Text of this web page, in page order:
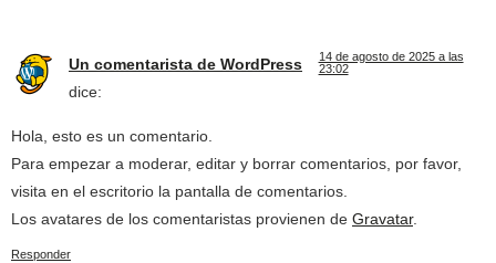
Un comentarista de WordPress
dice:
14 de agosto de 2025 a las
23:02
Hola, esto es un comentario.
Para empezar a moderar, editar y borrar comentarios, por favor,
visita en el escritorio la pantalla de comentarios.
Los avatares de los comentaristas provienen de Gravatar.
Responder